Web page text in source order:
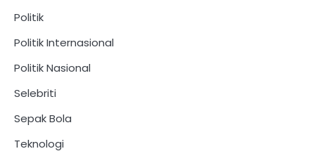
Politik
Politik Internasional
Politik Nasional
Selebriti
Sepak Bola
Teknologi